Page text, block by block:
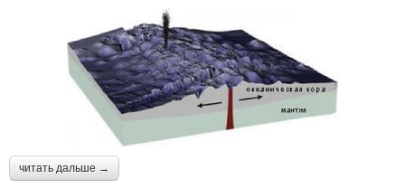
читать дальше →